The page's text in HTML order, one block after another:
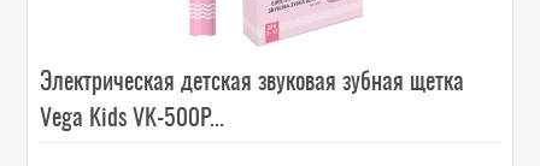
Электрическая детская звуковая зубная щетка
Vega Kids VK-500P...